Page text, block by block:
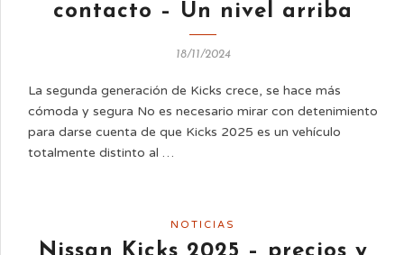
contacto – Un nivel arriba
18/11/2024
La segunda generación de Kicks crece, se hace más
cómoda y segura No es necesario mirar con detenimiento
para darse cuenta de que Kicks 2025 es un vehículo
totalmente distinto al …
NOTICIAS